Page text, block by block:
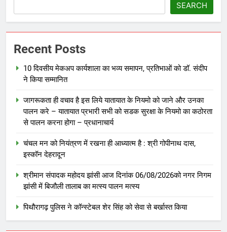
SEARCH
Recent Posts
10 दिवसीय मेकअप कार्यशाला का भव्य समापन, प्रतिभाओं को डॉ. संदीप
ने किया सम्मानित
जागरूकता ही वचाव है इस लिये यातायात के नियमो को जाने और उनका
पालन करे – यातायात प्रभारी सभी को सडक सुरक्षा के नियमो का कठोरता
से पालन करना होगा – प्रधानाचार्य
चंचल मन को नियंत्रण में रखना ही आध्यात्म है : श्री गोपीनाथ दास,
इस्कॉन देहरादून
श्रीमान संपादक महोदय झांसी आज दिनांक 06/08/2026को नगर निगम
झांसी में बिजौली तालाब का मत्स्य पालन मत्स्य
पिथौरागढ़ पुलिस ने कॉन्स्टेबल शेर सिंह को सेवा से बर्खास्त किया